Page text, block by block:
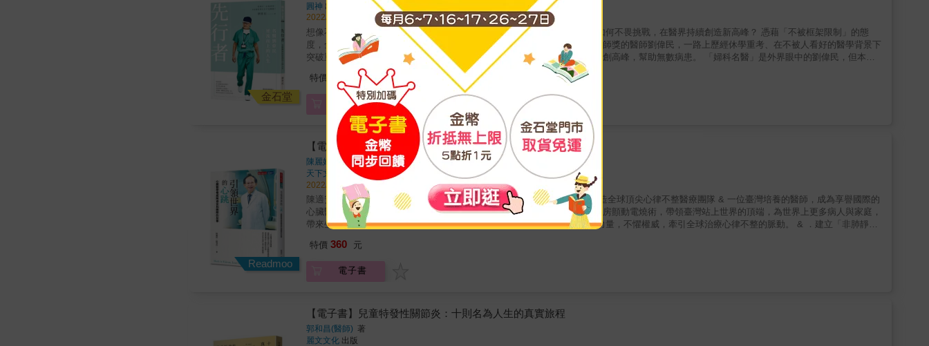
金石堂
圓神 出版
2022/03/01 出版
想像不一定能落實，不怕挫敗與力行才是關鍵！ 走過輕狂後的劉偉民，是如何不畏挑戰，在醫界持續創造新高峰？ 憑藉「不被框架限制」的態
度，全亞洲首位榮獲世界婦科內視鏡大會論文首獎、傑出達文西外科手術醫師獎的醫師劉偉民，一路上歷經休學重考、在不被人看好的醫學背景下
突破重圍，開發出「腹腔鏡子宮血管阻斷術」，接著在「達文西手術」上再創高峰，幫助無數病患。 「婦科名醫」是外界眼中的劉偉民，但本書
卻呈現了更多面向且真實的他，不論是好的、壞的、成功的、失敗的&hellip;&hellip;因為他不是「神」，只是擁有一顆永不放棄的心、懂得掌握機
會與要求自我的「平凡人」劉偉民。 「回首那些曾經的磨難，也都是激勵我朝向今天的自己邁進。」透過劉偉民醫師的真摯故事，你將明白無懼
特價 元
電子書
Readmoo
【電子書】引領世界的心跳
陳麗婷、陳慧玲著
天下文化
出版
2022/02/25 出版
陳適安醫師 台灣醫療之光 獨創心房顫動電燒術 遠征世界各國 無私傳承 打造全球頂尖心律不整醫療團隊 & 一位臺灣培養的醫師，成為享譽國際的
心臟醫學泰斗，在世界熠熠發光的他，從未出國深造，研發出獨步全球的心房顫動電燒術，帶領臺灣站上世界的頂端，為世界上更多病人與家庭，
帶來生命重生的希望。 & 陳適安醫師及其所打造的團隊，堅信臨床實證的力量，不懼權威，牽引全球治療心律不整的脈動。 & ．建立「非肺靜脈
步全球的心房顫動電燒術，被美國心律醫學會稱為「臺北方法」 (Taipei Approach)。 ．訓練世界各地逾五百多位心律不整專科醫師。 ．協助超過
特價 360 元
電子書
【電子書】兒童特發性關節炎：十則名為人生的真實旅程
郭和昌(醫師) 著
麗文文化 出版